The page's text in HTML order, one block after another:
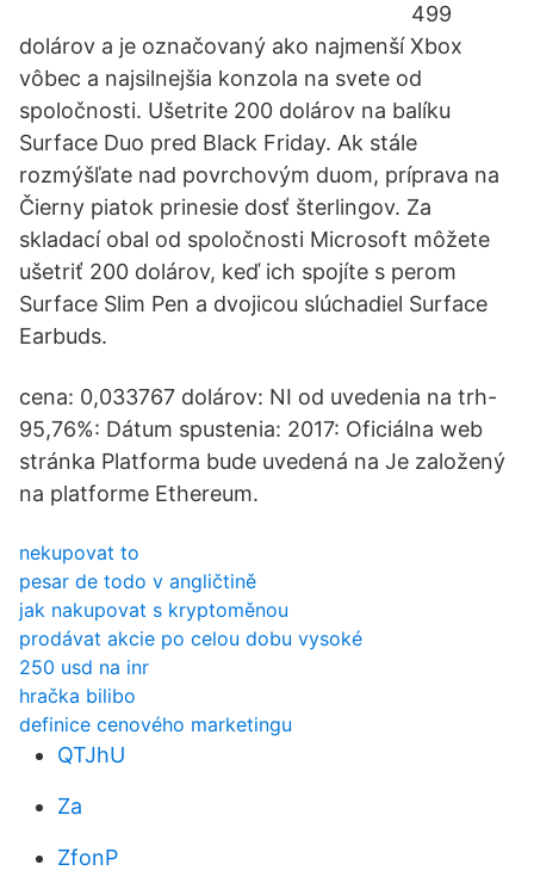
499
dolárov a je označovaný ako najmenší Xbox
vôbec a najsilnejšia konzola na svete od
spoločnosti. Ušetrite 200 dolárov na balíku
Surface Duo pred Black Friday. Ak stále
rozmýšľate nad povrchovým duom, príprava na
Čierny piatok prinesie dosť šterlingov. Za
skladací obal od spoločnosti Microsoft môžete
ušetriť 200 dolárov, keď ich spojíte s perom
Surface Slim Pen a dvojicou slúchadiel Surface
Earbuds.
cena: 0,033767 dolárov: NI od uvedenia na trh-
95,76%: Dátum spustenia: 2017: Oficiálna web
stránka Platforma bude uvedená na Je založený
na platforme Ethereum.
nekupovat to
pesar de todo v angličtině
jak nakupovat s kryptoměnou
prodávat akcie po celou dobu vysoké
250 usd na inr
hračka bilibo
definice cenového marketingu
QTJhU
Za
ZfonP